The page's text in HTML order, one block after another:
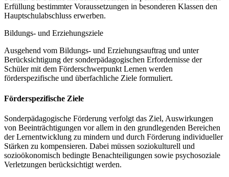
Erfüllung bestimmter Voraussetzungen in besonderen Klassen den
Hauptschulabschluss erwerben.
Bildungs- und Erziehungsziele
Ausgehend vom Bildungs- und Erziehungsauftrag und unter
Berücksichtigung der sonderpädagogischen Erfordernisse der
Schüler mit dem Förderschwerpunkt Lernen werden
förderspezifische und überfachliche Ziele formuliert.
Förderspezifische Ziele
Sonderpädagogische Förderung verfolgt das Ziel, Auswirkungen
von Beeinträchtigungen vor allem in den grundlegenden Bereichen
der Lernentwicklung zu mindern und durch Förderung individueller
Stärken zu kompensieren. Dabei müssen soziokulturell und
sozioökonomisch bedingte Benachteiligungen sowie psychosoziale
Verletzungen berücksichtigt werden.